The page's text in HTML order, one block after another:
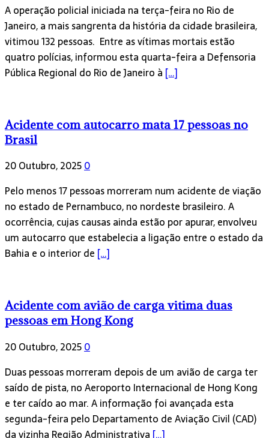
A operação policial iniciada na terça-feira no Rio de
Janeiro, a mais sangrenta da história da cidade brasileira,
vitimou 132 pessoas. Entre as vítimas mortais estão
quatro polícias, informou esta quarta-feira a Defensoria
Pública Regional do Rio de Janeiro à […]
Acidente com autocarro mata 17 pessoas no
Brasil
20 Outubro, 20250
Pelo menos 17 pessoas morreram num acidente de viação
no estado de Pernambuco, no nordeste brasileiro. A
ocorrência, cujas causas ainda estão por apurar, envolveu
um autocarro que estabelecia a ligação entre o estado da
Bahia e o interior de […]
Acidente com avião de carga vitima duas
pessoas em Hong Kong
20 Outubro, 20250
Duas pessoas morreram depois de um avião de carga ter
saído de pista, no Aeroporto Internacional de Hong Kong
e ter caído ao mar. A informação foi avançada esta
segunda-feira pelo Departamento de Aviação Civil (CAD)
da vizinha Região Administrativa […]